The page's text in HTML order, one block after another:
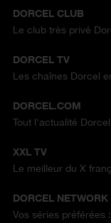
DORCEL CLUB
Le club très privé
DORCEL TV
Les chaînes Dorcel
DORCEL.COM
Tout l'actualité
XXL TV
Le meilleur du X
DORCEL NETWORK
Vos séries préférées